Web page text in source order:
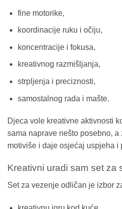
fine motorike,
koordinacije ruku i očiju,
koncentracije i fokusa,
kreativnog razmišljanja,
strpljenja i preciznosti,
samostalnog rada i mašte.
Djeca vole kreativne aktivnosti
sama naprave nešto posebno,
motiviše i daje osjećaj uspjeha i
Kreativni uradi sam set za
Set za vezenje odličan je izbor